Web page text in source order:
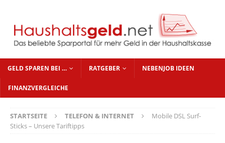
GELD SPAREN BEI … RATGEBER NEBENJOB IDEEN
FINANZVERGLEICHE
STARTSEITE TELEFON & INTERNET
Mobile DSL Surf-
Sticks – Unsere Tariftipps